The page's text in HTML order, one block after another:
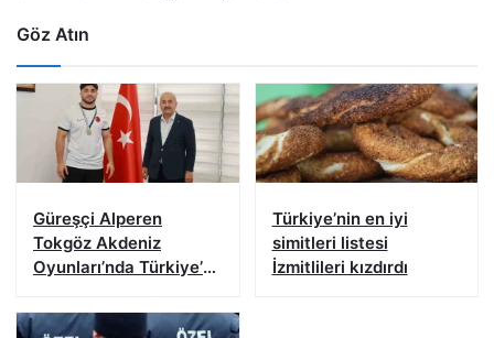
Göz Atın
Güreşçi Alperen
Tokgöz Akdeniz
Oyunları’nda Türkiye’yi
Türkiye’nin en iyi
simitleri listesi
İzmitlileri kızdırdı